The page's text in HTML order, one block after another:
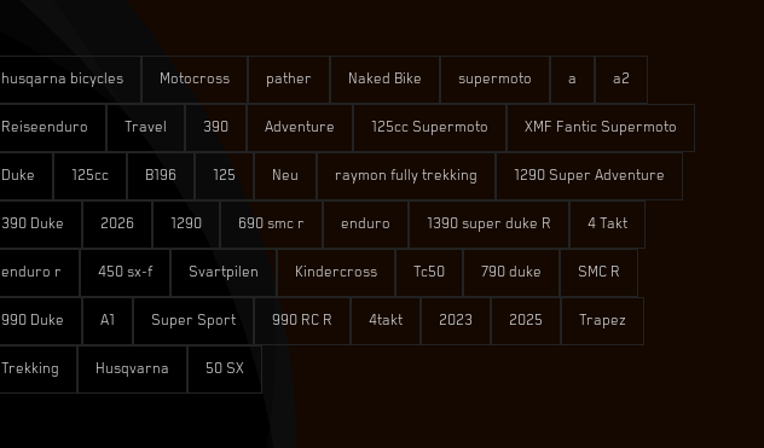
husqarna bicycles Motocross pather Naked Bike supermoto a a2
Reiseenduro Travel 390 Adventure 125cc Supermoto XMF Fantic Supermoto
Duke 125cc B196 125 Neu raymon fully trekking 1290 Super Adventure
390 Duke 2026 1290 690 smc r enduro 1390 super duke R 4 Takt
enduro r 450 sx-f Svartpilen Kindercross Tc50 790 duke SMC R
990 Duke A1 Super Sport 990 RC R 4takt 2023 2025 Trapez
Trekking Husqvarna 50 SX